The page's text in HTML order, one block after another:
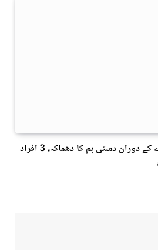
لکی مروت: گھر میں جھگڑے کے دوران دستی بم کا دھماکہ، 3 افراد